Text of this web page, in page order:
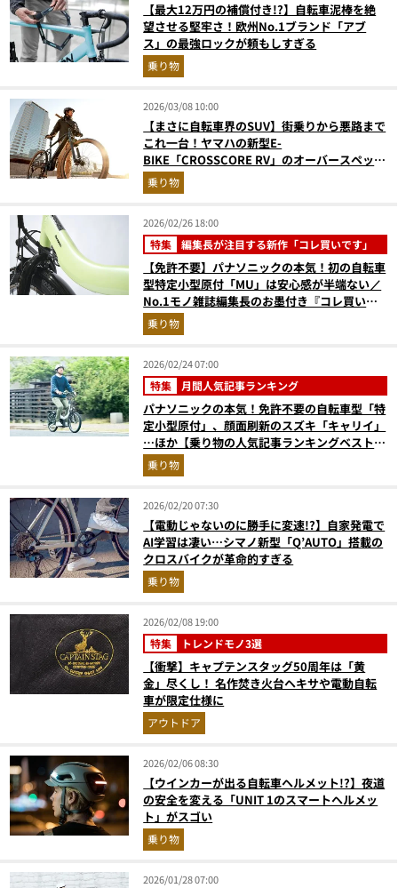
【最大12万円の補償付き!?】自転車泥棒を絶
望させる堅牢さ！欧州No.1ブランド「アブ
ス」の最強ロックが頼もしすぎる
乗り物
2026/03/08 10:00
【まさに自転車界のSUV】街乗りから悪路まで
これ一台！ヤマハの新型E-
BIKE「CROSSCORE RV」のオーバースペック
感がたまらない
乗り物
2026/02/26 18:00
特集 編集長が注目する新作「コレ買いです」
【免許不要】パナソニックの本気！初の自転車
型特定小型原付「MU」は安心感が半端ない／
No.1モノ雑誌編集長のお墨付き『コレ買いで
す』Vol.150
乗り物
2026/02/24 07:00
特集 月間人気記事ランキング
パナソニックの本気！免許不要の自転車型「特
定小型原付」、顔面刷新のスズキ「キャリイ」
…ほか【乗り物の人気記事ランキングベスト
3】（2026年1月版）
乗り物
2026/02/20 07:30
【電動じゃないのに勝手に変速!?】自家発電で
AI学習は凄い…シマノ新型「Q’AUTO」搭載の
クロスバイクが革命的すぎる
乗り物
2026/02/08 19:00
特集 トレンドモノ3選
【衝撃】キャプテンスタッグ50周年は「黄
金」尽くし！ 名作焚き火台ヘキサや電動自転
車が限定仕様に
アウトドア
2026/02/06 08:30
【ウインカーが出る自転車ヘルメット!?】夜道
の安全を変える「UNIT 1のスマートヘルメッ
ト」がスゴい
乗り物
2026/01/28 07:00